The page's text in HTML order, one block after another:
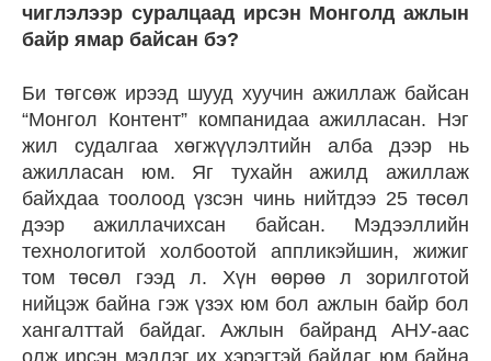
чиглэлээр суралцаад ирсэн Монголд ажлын
байр ямар байсан бэ?
Би төгсөж ирээд шууд хуучин ажиллаж байсан
“Монгол Контент” компанидаа ажилласан. Нэг
жил судалгаа хөгжүүлэлтийн алба дээр нь
ажилласан юм. Яг тухайн ажилд ажиллаж
байхдаа тоолоод үзсэн чинь нийтдээ 25 төсөл
дээр ажиллачихсан байсан. Мэдээллийн
технологитой холбоотой аппликэйшин, жижиг
том төсөл гээд л. Хүн өөрөө л зорилготой
нийцэж байна гэж үзэх юм бол ажлын байр бол
хангалттай байдаг. Ажлын байранд АНУ-аас